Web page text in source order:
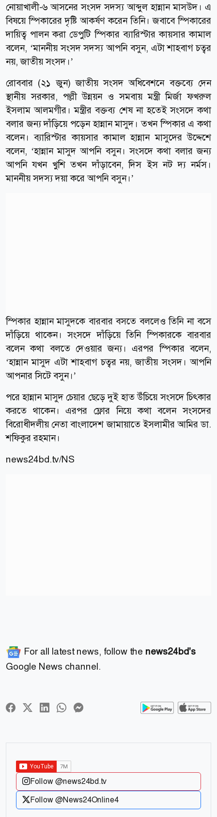
নোয়াখালী-৬ আসনের সংসদ সদস্য আব্দুল হান্নান মাসউদ। এ
বিষয়ে স্পিকারের দৃষ্টি আকর্ষণ করেন তিনি। জবাবে স্পিকারের
দায়িত্ব পালন করা ডেপুটি স্পিকার ব্যারিস্টার কায়সার কামাল
বলেন, ‘মাননীয় সংসদ সদস্য আপনি বসুন, এটা শাহবাগ চত্বর
নয়, জাতীয় সংসদ।’
রোববার (২১ জুন) জাতীয় সংসদ অধিবেশনে বক্তব্যে দেন
স্থানীয় সরকার, পল্লী উন্নয়ন ও সমবায় মন্ত্রী মির্জা ফখরুল
ইসলাম আলমগীর। মন্ত্রীর বক্তব্য শেষ না হতেই সংসদে কথা
বলার জন্য দাঁড়িয়ে পড়েন হান্নান মাসুদ। তখন স্পিকার এ কথা
বলেন। ব্যারিস্টার কায়সার কামাল হান্নান মাসুদের উদ্দেশে
বলেন, ‘হান্নান মাসুদ আপনি বসুন। সংসদে কথা বলার জন্য
আপনি যখন খুশি তখন দাঁড়াবেন, দিস ইস নট দ্য নর্মস।
মাননীয় সদস্য দয়া করে আপনি বসুন।’
স্পিকার হান্নান মাসুদকে বারবার বসতে বললেও তিনি না বসে
দাঁড়িয়ে থাকেন। সংসদে দাঁড়িয়ে তিনি স্পিকারকে বারবার
বলেন কথা বলতে দেওয়ার জন্য। এরপর স্পিকার বলেন,
‘হান্নান মাসুদ এটা শাহবাগ চত্বর নয়, জাতীয় সংসদ। আপনি
আপনার সিটে বসুন।’
পরে হান্নান মাসুদ চেয়ার ছেড়ে দুই হাত উঁচিয়ে সংসদে চিৎকার
করতে থাকেন। এরপর ফ্লোর নিয়ে কথা বলেন সংসদের
বিরোধীদলীয় নেতা বাংলাদেশ জামায়াতে ইসলামীর আমির ডা.
শফিকুর রহমান।
news24bd.tv/NS
For all latest news, follow the news24bd's
Google News channel.
Follow @news24bd.tv
Follow @News24Online4